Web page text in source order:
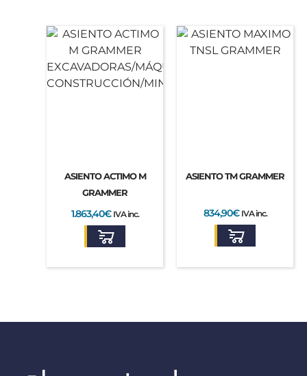
ASIENTO ACTIMO M
GRAMMER
1.863,40€ IVA inc.
ASIENTO TM GRAMMER
834,90€ IVA inc.